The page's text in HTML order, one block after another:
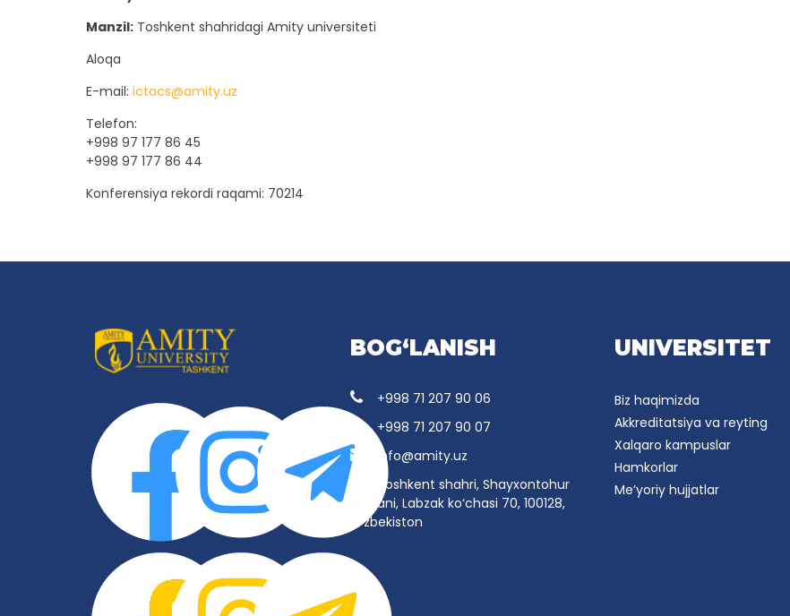
Manzil: Toshkent shahridagi Amity universiteti
Aloqa
E-mail: ictacs@amity.uz
Telefon:
+998 97 177 86 45
+998 97 177 86 44
Konferensiya rekordi raqami: 70214
BOG‘LANISH
+998 71 207 90 06
+998 71 207 90 07
info@amity.uz
Toshkent shahri, Shayxontohur
tumani, Labzak ko‘chasi 70, 100128,
O‘zbekiston
UNIVERSITET
Biz haqimizda
Akkreditatsiya va reyting
Xalqaro kampuslar
Hamkorlar
Me’yoriy hujjatlar